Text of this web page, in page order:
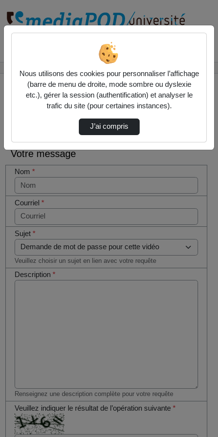
Contactez nous
Votre message
Nom*
Courriel*
Sujet*
Veuillez choisir un sujet en lien avec votre requête
Description*
Renseignez une description complète pour votre requête
Veuillez indiquer le résultat de l’opération suivante*
êtes un
humain en
métal
(obligatoire)
Nous utilisons des cookies pour personnaliser l’affichage
(barre de menu de droite, mode sombre ou dyslexie
etc.), gérer la session (authentification) et analyser le
trafic du site (pour certaines instances).
J’ai compris